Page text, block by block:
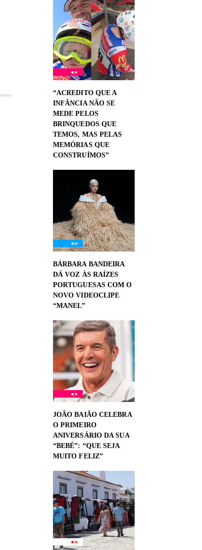
“ACREDITO QUE A
INFÂNCIA NÃO SE
MEDE PELOS
BRINQUEDOS QUE
TEMOS, MAS PELAS
MEMÓRIAS QUE
CONSTRUÍMOS”
BÁRBARA BANDEIRA
DÁ VOZ ÀS RAÍZES
PORTUGUESAS COM O
NOVO VIDEOCLIPE
“MANEL”
JOÃO BAIÃO CELEBRA
O PRIMEIRO
ANIVERSÁRIO DA SUA
“BEBÉ”: “QUE SEJA
MUITO FELIZ”